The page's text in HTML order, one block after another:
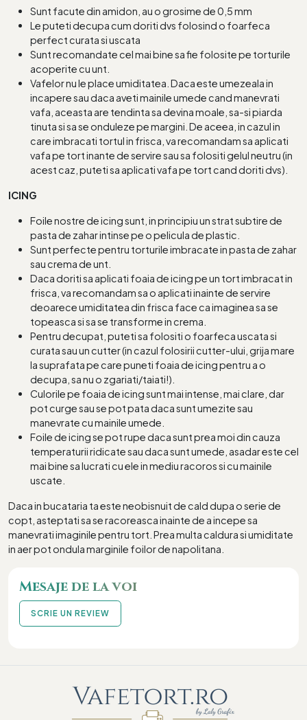
Sunt facute din amidon, au o grosime de 0,5 mm
Le puteti decupa cum doriti dvs folosind o foarfeca
perfect curata si uscata
Sunt recomandate cel mai bine sa fie folosite pe torturile
acoperite cu unt.
Vafelor nu le place umiditatea. Daca este umezeala in
incapere sau daca aveti mainile umede cand manevrati
vafa, aceasta are tendinta sa devina moale, sa-si piarda
tinuta si sa se onduleze pe margini. De aceea, in cazul in
care imbracati tortul in frisca, va recomandam sa aplicati
vafa pe tort inante de servire sau sa folositi gelul neutru (in
acest caz, puteti sa aplicati vafa pe tort cand doriti dvs).
ICING
Foile nostre de icing sunt, in principiu un strat subtire de
pasta de zahar intinse pe o pelicula de plastic.
Sunt perfecte pentru torturile imbracate in pasta de zahar
sau crema de unt.
Daca doriti sa aplicati foaia de icing pe un tort imbracat in
frisca, va recomandam sa o aplicati inainte de servire
deoarece umiditatea din frisca face ca imaginea sa se
topeasca si sa se transforme in crema.
Pentru decupat, puteti sa folositi o foarfeca uscata si
curata sau un cutter (in cazul folosirii cutter-ului, grija mare
la suprafata pe care puneti foaia de icing pentru a o
decupa, sa nu o zgariati/taiati!).
Culorile pe foaia de icing sunt mai intense, mai clare, dar
pot curge sau se pot pata daca sunt umezite sau
manevrate cu mainile umede.
Foile de icing se pot rupe daca sunt prea moi din cauza
temperaturii ridicate sau daca sunt umede, asadar este cel
mai bine sa lucrati cu ele in mediu racoros si cu mainile
uscate.
Daca in bucataria ta este neobisnuit de cald dupa o serie de
copt, asteptati sa se racoreasca inainte de a incepe sa
manevrati imaginile pentru tort. Prea multa caldura si umiditate
in aer pot ondula marginile foilor de napolitana.
Mesaje de la voi
SCRIE UN REVIEW